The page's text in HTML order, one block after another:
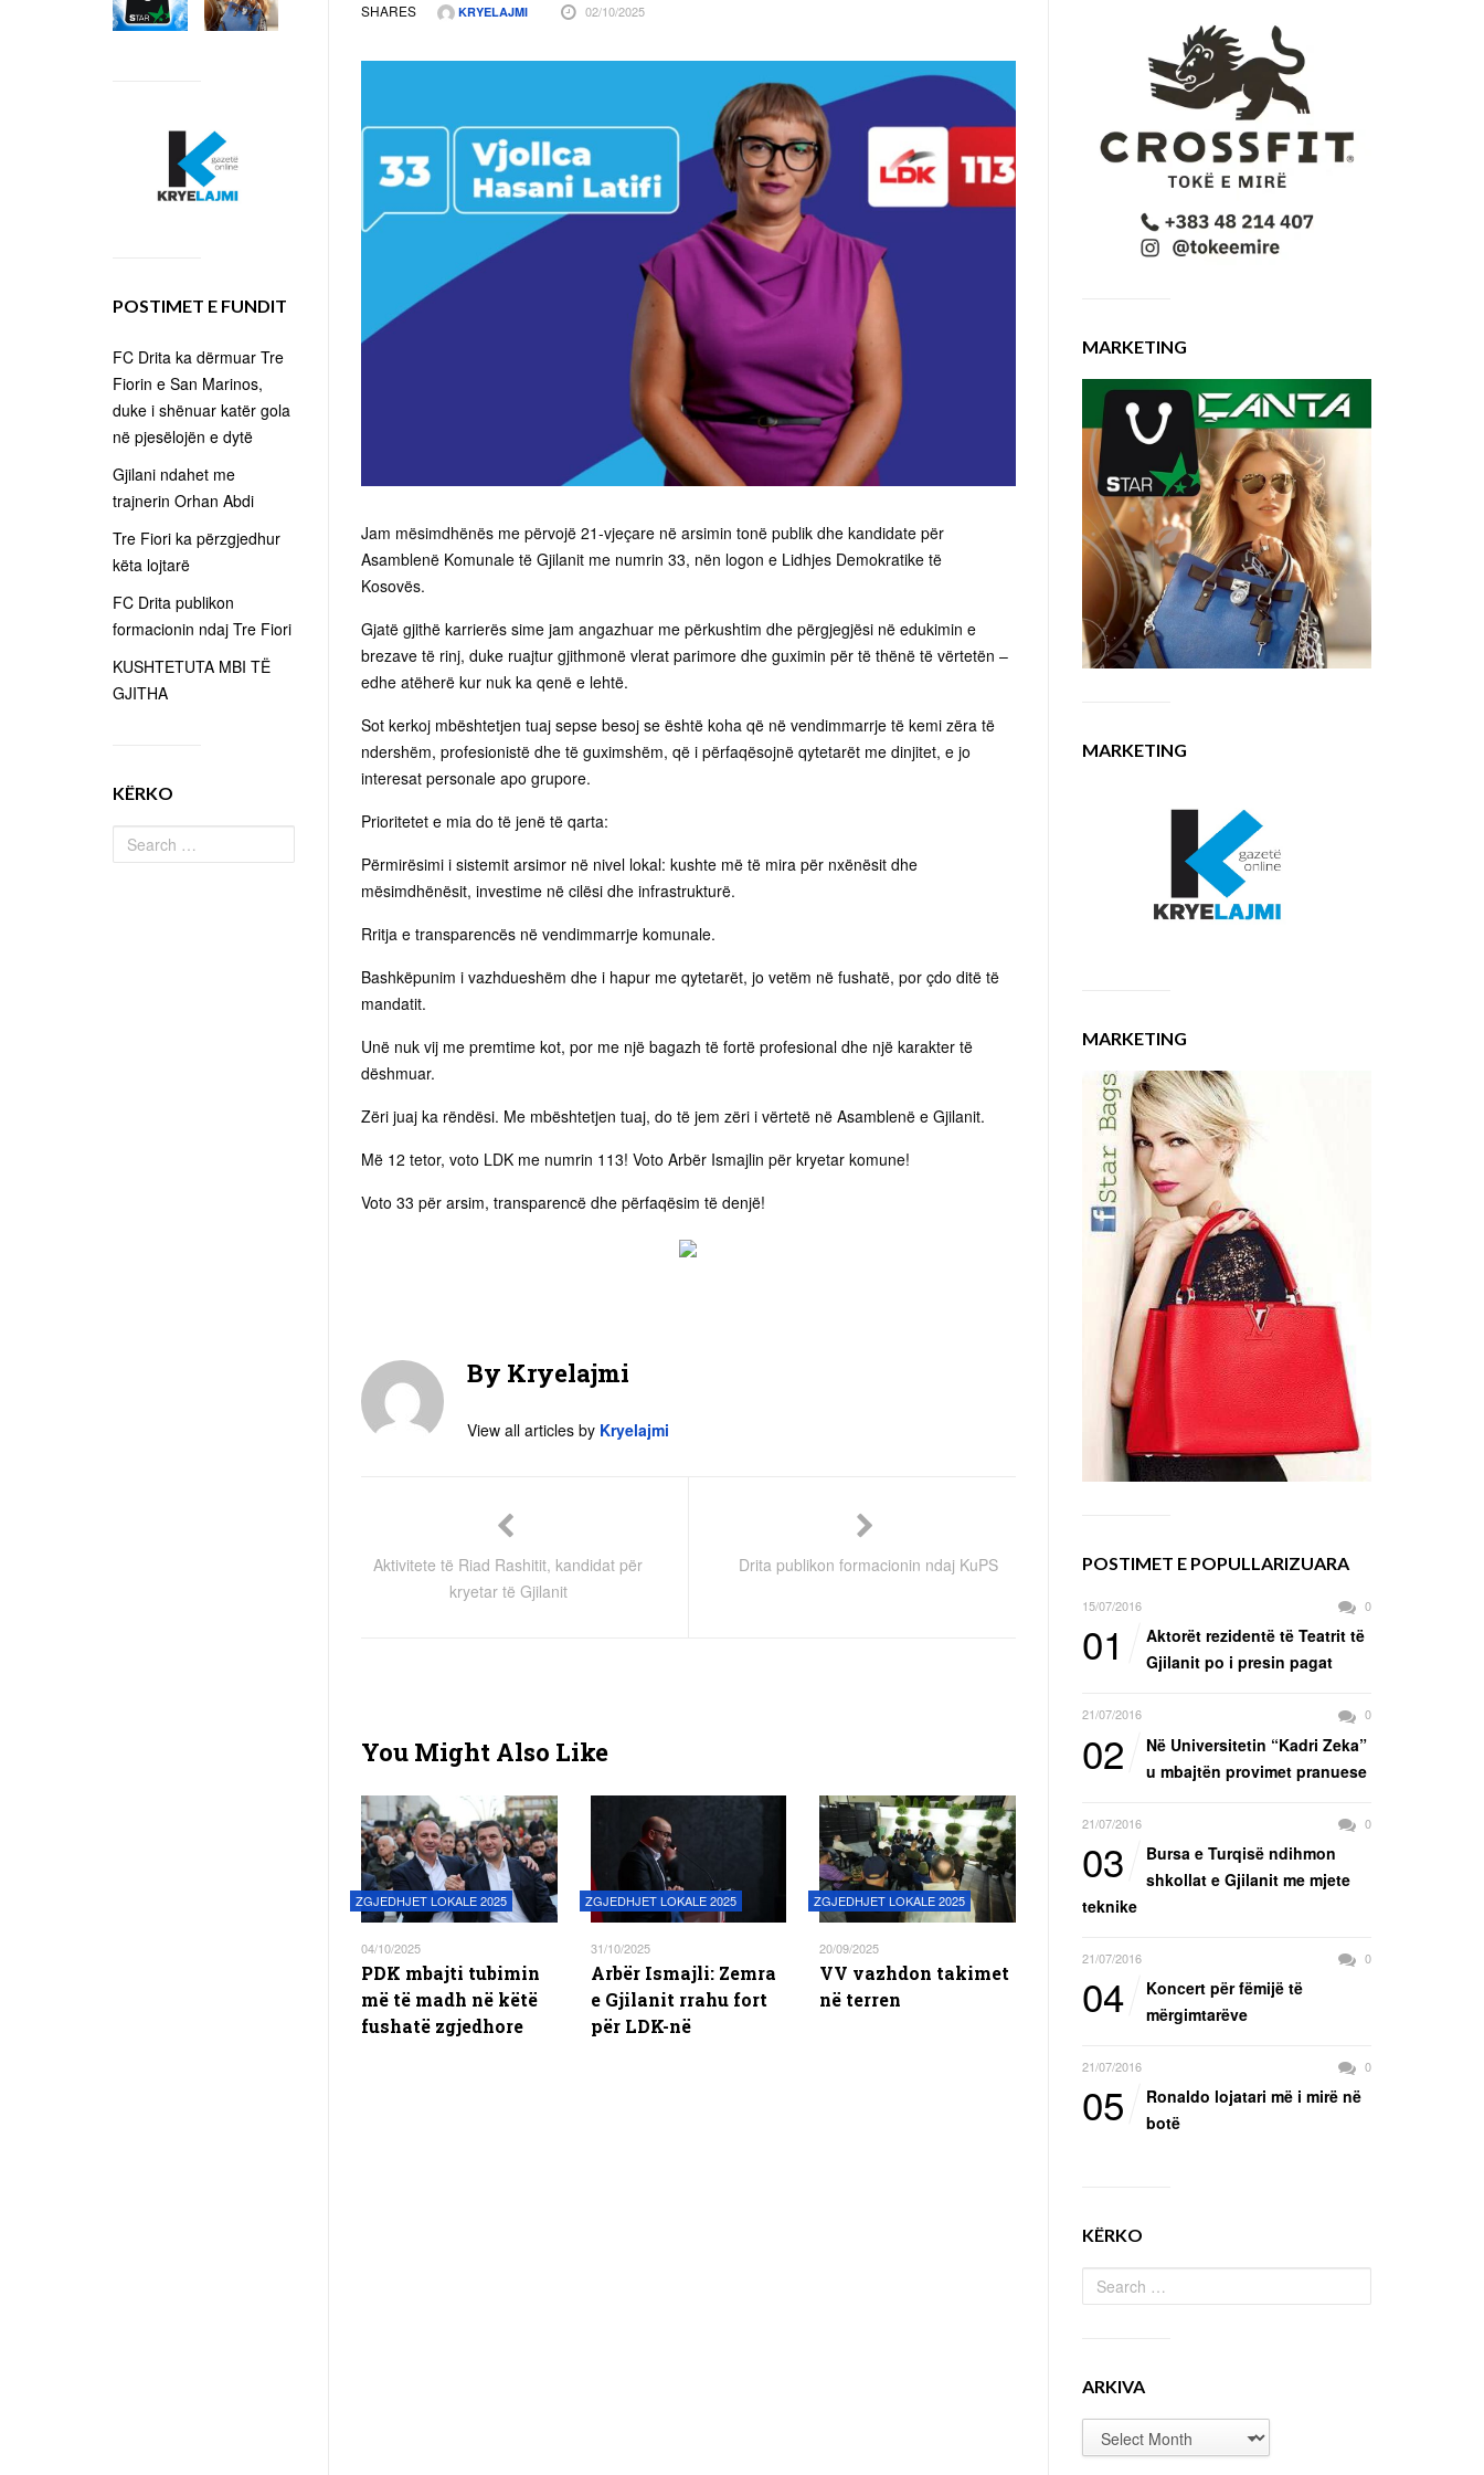
SHARES KRYELAJMI 02/10/2025
Jam mësimdhënës me përvojë 21-vjeçare në arsimin tonë publik dhe kandidate për
Asamblenë Komunale të Gjilanit me numrin 33, nën logon e Lidhjes Demokratike të
Kosovës.
Gjatë gjithë karrierës sime jam angazhuar me përkushtim dhe përgjegjësi në edukimin e
brezave të rinj, duke ruajtur gjithmonë vlerat parimore dhe guximin për të thënë të vërtetën –
edhe atëherë kur nuk ka qenë e lehtë.
Sot kerkoj mbështetjen tuaj sepse besoj se është koha që në vendimmarrje të kemi zëra të
ndershëm, profesionistë dhe të guximshëm, që i përfaqësojnë qytetarët me dinjitet, e jo
interesat personale apo grupore.
Prioritetet e mia do të jenë të qarta:
Përmirësimi i sistemit arsimor në nivel lokal: kushte më të mira për nxënësit dhe
mësimdhënësit, investime në cilësi dhe infrastrukturë.
Rritja e transparencës në vendimmarrje komunale.
Bashkëpunim i vazhdueshëm dhe i hapur me qytetarët, jo vetëm në fushatë, por çdo ditë të
mandatit.
Unë nuk vij me premtime kot, por me një bagazh të fortë profesional dhe një karakter të
dëshmuar.
Zëri juaj ka rëndësi. Me mbështetjen tuaj, do të jem zëri i vërtetë në Asamblenë e Gjilanit.
Më 12 tetor, voto LDK me numrin 113! Voto Arbër Ismajlin për kryetar komune!
Voto 33 për arsim, transparencë dhe përfaqësim të denjë!
By Kryelajmi
View all articles by Kryelajmi
Aktivitete të Riad Rashitit, kandidat për
kryetar të Gjilanit
Drita publikon formacionin ndaj KuPS
You Might Also Like
ZGJEDHJET LOKALE 2025
04/10/2025
PDK mbajti tubimin
më të madh në këtë
fushatë zgjedhore
ZGJEDHJET LOKALE 2025
31/10/2025
Arbër Ismajli: Zemra
e Gjilanit rrahu fort
për LDK-në
ZGJEDHJET LOKALE 2025
20/09/2025
VV vazhdon takimet
në terren
MARKETING
MARKETING
MARKETING
POSTIMET E POPULLARIZUARA
15/07/2016 0
01
Aktorët rezidentë të Teatrit të
Gjilanit po i presin pagat
21/07/2016 0
02
Në Universitetin “Kadri Zeka”
u mbajtën provimet pranuese
21/07/2016 0
03
Bursa e Turqisë ndihmon
shkollat e Gjilanit me mjete
teknike
21/07/2016 0
04
Koncert për fëmijë të
mërgimtarëve
21/07/2016 0
05
Ronaldo lojatari më i mirë në
botë
KËRKO
ARKIVA
POSTIMET E FUNDIT
FC Drita ka dërmuar Tre
Fiorin e San Marinos,
duke i shënuar katër gola
në pjesëlojën e dytë
Gjilani ndahet me
trajnerin Orhan Abdi
Tre Fiori ka përzgjedhur
këta lojtarë
FC Drita publikon
formacionin ndaj Tre Fiori
KUSHTETUTA MBI TË
GJITHA
KËRKO